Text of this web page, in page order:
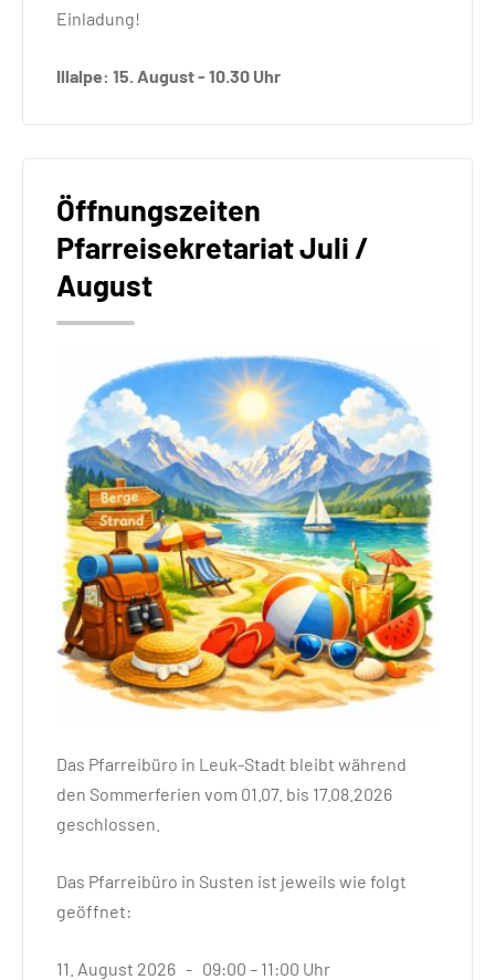
Einladung!
Illalpe: 15. August - 10.30 Uhr
Öffnungszeiten
Pfarreisekretariat Juli /
August
Das Pfarreibüro in Leuk-Stadt bleibt während
den Sommerferien vom 01.07. bis 17.08.2026
geschlossen.
Das Pfarreibüro in Susten ist jeweils wie folgt
geöffnet:
11. August 2026 - 09:00 – 11:00 Uhr